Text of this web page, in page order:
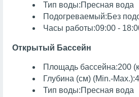
Тип воды:Пресная вода
Подогреваемый:Без
Часы работы:09:00 -
Открытый Бассейн
Площадь бассейна:200
Глубина (см) (Min.-
Тип воды:Пресная вода